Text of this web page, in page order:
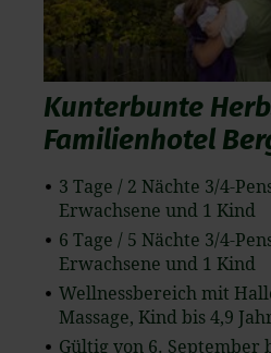
Kunterbunte
Familienhotel
3 Tage / 2 Nächte 3/4-
Erwachsene und 1 Kind
6 Tage / 5 Nächte 3/4-
Erwachsene und 1 Kind
Wellnessbereich mit
Massage, Kind bis 4,9
Gültig von 6. September